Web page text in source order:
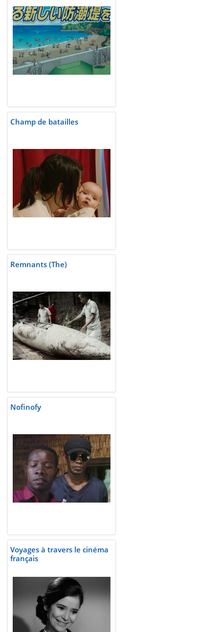
Champ de batailles
Remnants (The)
Nofinofy
Voyages à travers le cinéma
français